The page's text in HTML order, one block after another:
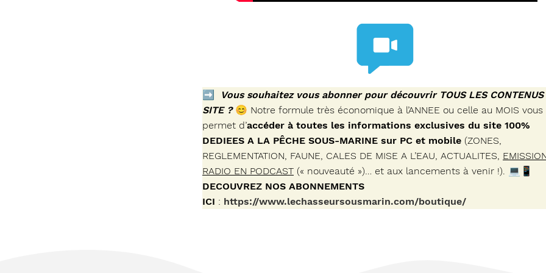
➡
Vous souhaitez vous abonner pour découvrir TOUS LES CONTENUS
SITE ?😊 Notre formule très économique à l’ANNEE ou celle au MOIS vous
permet d’accéder à toutes les informations exclusives du site 100%
DEDIEES A LA PÊCHE SOUS-MARINE sur PC et mobile (ZONES,
REGLEMENTATION, FAUNE, CALES DE MISE A L’EAU, ACTUALITES,
RADIO EN PODCAST (« nouveauté »)… et aux lancements à venir !). 💻📱
DECOUVREZ NOS ABONNEMENTS
ICI : https://www.lechasseursousmarin.com/boutique/